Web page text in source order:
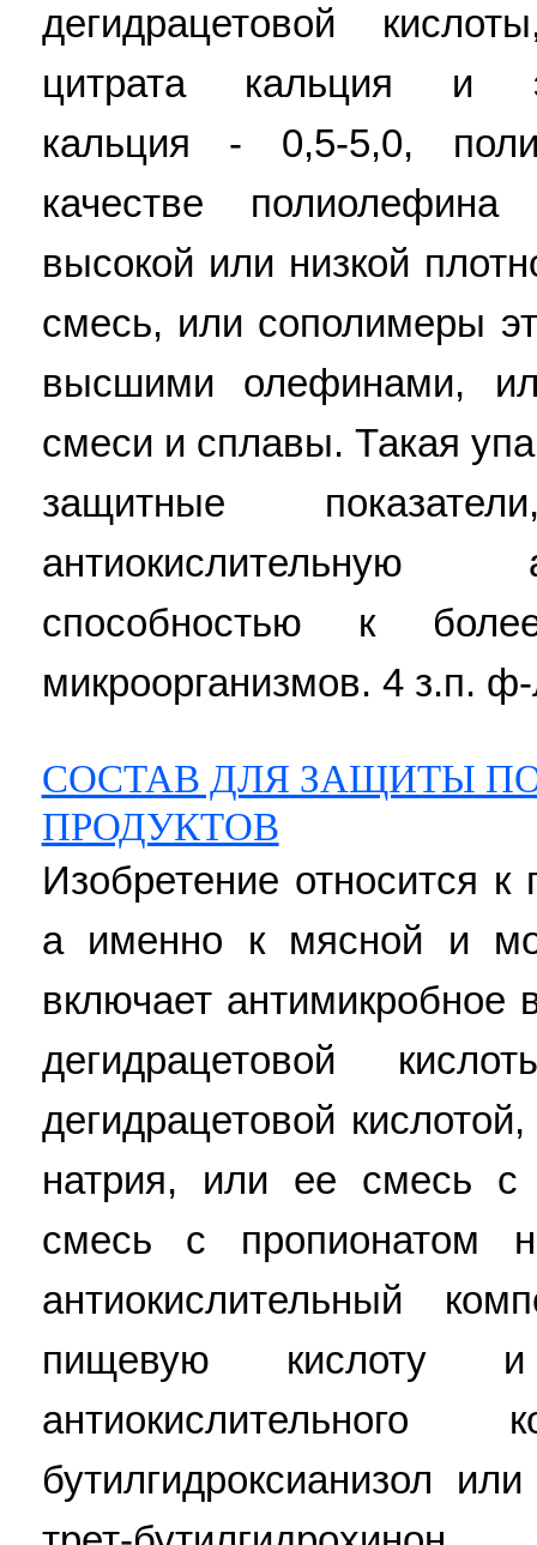
дегидрацетовой
цитрата кальция и
кальция - 0,5-5,0,
качестве полиолефина
высокой или низкой
смесь, или сополимеры
высшими олефинами,
смеси и сплавы. Такая
защитные
антиокислительную
способностью к
микроорганизмов. 4 з.п.
СОСТАВ ДЛЯ ЗАЩИТЫ
ПРОДУКТОВ
Изобретение относится
а именно к мясной и
включает антимикробное
дегидрацетовой
дегидрацетовой
натрия, или ее смесь с
смесь с пропионатом
антиокислительный
пищевую кислоту
антиокислительного
бутилгидроксианизол